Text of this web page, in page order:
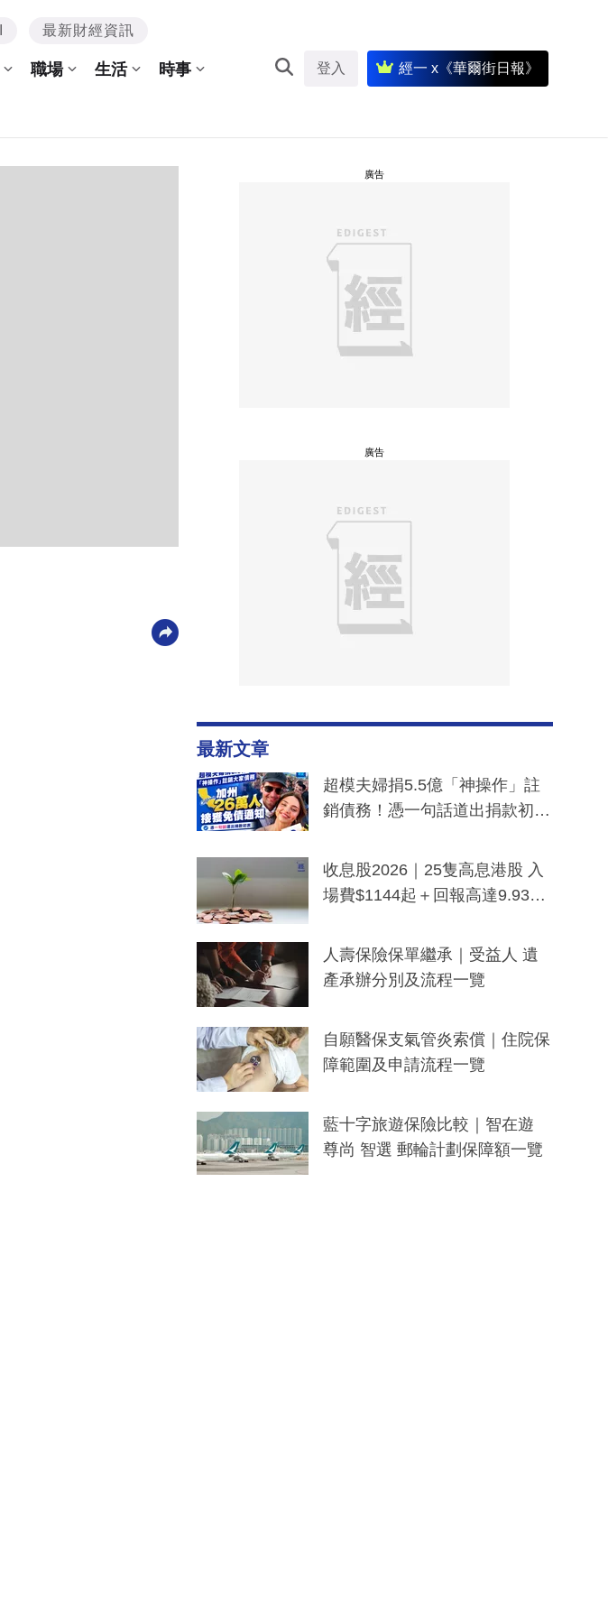
最新財經資訊
職場 生活 時事 登入 經一 x《華爾街日報》
廣告
廣告
最新文章
超模夫婦捐5.5億「神操作」註
銷債務！憑一句話道出捐款初
一度被誤當詐騙手段
收息股2026｜25隻高息港股 入
場費$1144起＋回報高達9.93
人壽保險保單繼承｜受益人 遺
產承辦分別及流程一覽
自願醫保支氣管炎索償｜住院保
障範圍及申請流程一覽
藍十字旅遊保險比較｜智在遊
尊尚 智選 郵輪計劃保障額一覽